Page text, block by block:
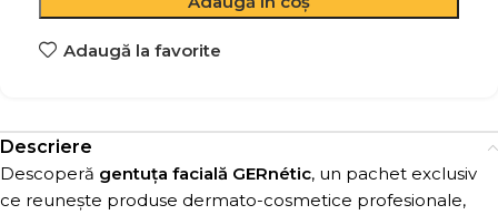
Adaugă la favorite
Descriere
Descoperă gentuța facială GERnétic, un pachet exclusiv
ce reunește produse dermato-cosmetice profesionale,